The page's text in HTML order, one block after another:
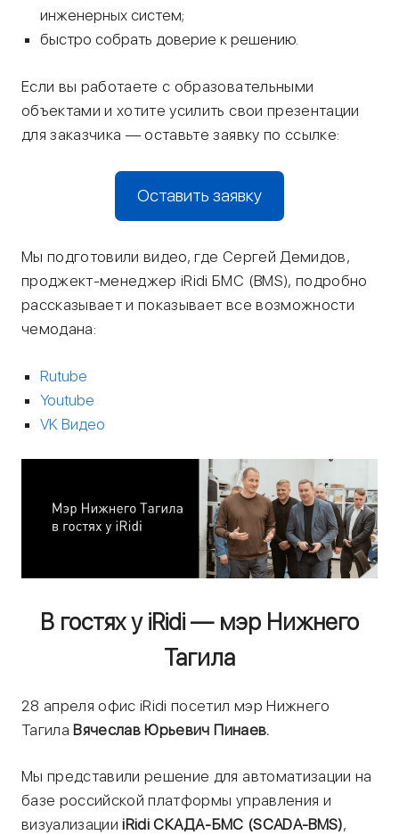
инженерных систем;
быстро собрать доверие к решению.
Если вы работаете с образовательными
объектами и хотите усилить свои презентации
для заказчика — оставьте заявку по ссылке:
Оставить заявку
Мы подготовили видео, где Сергей Демидов,
проджект-менеджер iRidi БМС (BMS), подробно
рассказывает и показывает все возможности
чемодана:
Rutube
Youtube
VK Видео
В гостях у iRidi — мэр Нижнего
Тагила
28 апреля офис iRidi посетил мэр Нижнего
ТагилаВячеслав Юрьевич Пинаев.
Мы представили решение для автоматизации на
базе российской платформы управления и
визуализацииiRidi СКАДА-БМС (SCADA-BMS),